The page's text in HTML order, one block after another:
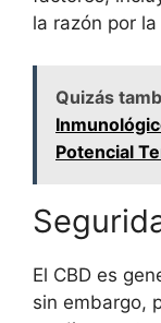
la razón por
Quizás
Potencial
El CBD es
sin embargo,